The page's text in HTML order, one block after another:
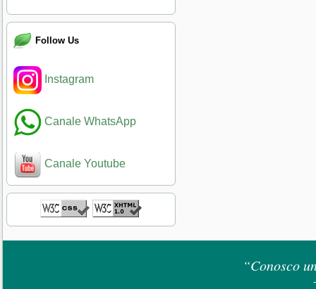
Follow Us
Instagram
Canale WhatsApp
Canale Youtube
“Conosco